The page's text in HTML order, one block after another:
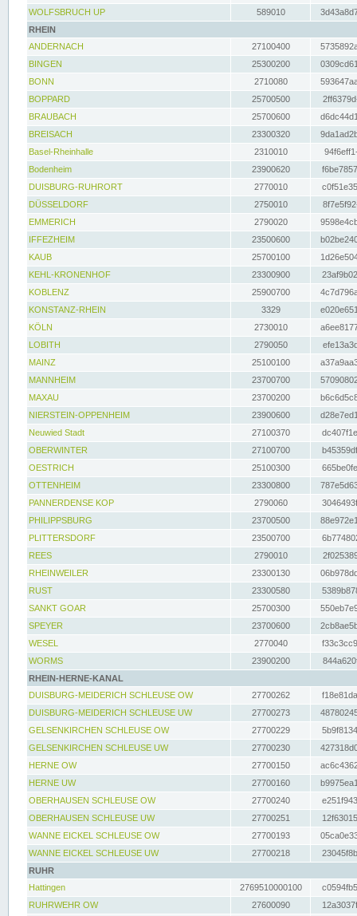
WOLFSBRUCH UP
589010
RHEIN
ANDERNACH
27100400
BINGEN
25300200
BONN
2710080
BOPPARD
25700500
BRAUBACH
25700600
BREISACH
23300320
Basel-Rheinhalle
2310010
Bodenheim
23900620
DUISBURG-RUHRORT
2770010
DÜSSELDORF
2750010
EMMERICH
2790020
IFFEZHEIM
23500600
KAUB
25700100
KEHL-KRONENHOF
23300900
KOBLENZ
25900700
KONSTANZ-RHEIN
3329
KÖLN
2730010
LOBITH
2790050
MAINZ
25100100
MANNHEIM
23700700
MAXAU
23700200
NIERSTEIN-OPPENHEIM
23900600
Neuwied Stadt
27100370
OBERWINTER
27100700
OESTRICH
25100300
OTTENHEIM
23300800
PANNERDENSE KOP
2790060
PHILIPPSBURG
23700500
PLITTERSDORF
23500700
REES
2790010
RHEINWEILER
23300130
RUST
23300580
SANKT GOAR
25700300
SPEYER
23700600
WESEL
2770040
WORMS
23900200
RHEIN-HERNE-KANAL
DUISBURG-MEIDERICH SCHLEUSE OW
27700262
DUISBURG-MEIDERICH SCHLEUSE UW
27700273
GELSENKIRCHEN SCHLEUSE OW
27700229
GELSENKIRCHEN SCHLEUSE UW
27700230
HERNE OW
27700150
HERNE UW
27700160
OBERHAUSEN SCHLEUSE OW
27700240
OBERHAUSEN SCHLEUSE UW
27700251
WANNE EICKEL SCHLEUSE OW
27700193
WANNE EICKEL SCHLEUSE UW
27700218
RUHR
Hattingen
2769510000100
RUHRWEHR OW
27600090